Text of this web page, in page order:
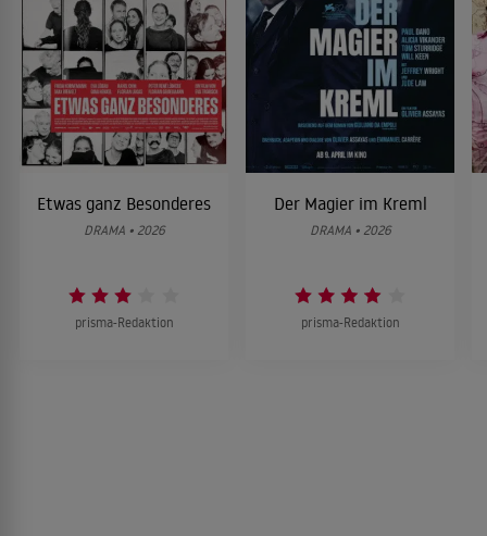
Etwas ganz Besonderes
DRAMA • 2026
prisma-Redaktion
Der Magier im Kreml
DRAMA • 2026
prisma-Redaktion